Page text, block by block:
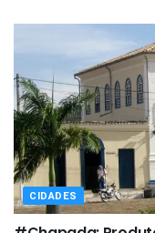
CIDADES